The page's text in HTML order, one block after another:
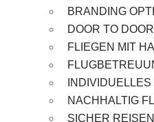
BRANDING
DOOR TO DOOR
FLIEGEN MIT
NACHHALTIG
SICHER REISEN